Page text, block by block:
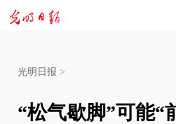
光明日报 >
“松气歇脚”可能“